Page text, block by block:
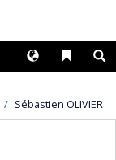
Liens
Langues
Sébastien OLIVIER